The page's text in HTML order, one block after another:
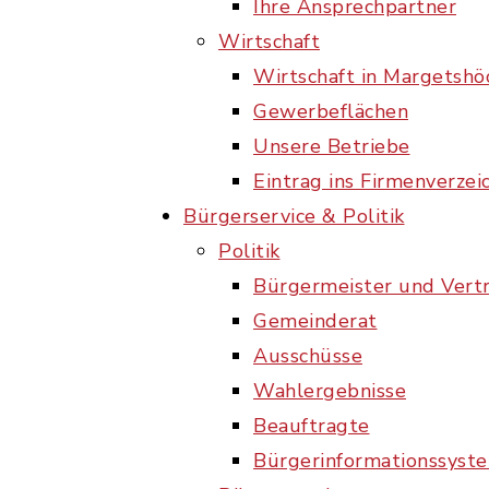
Ihre Ansprechpartner
Wirtschaft
Wirtschaft in
Gewerbeflächen
Unsere Betriebe
Eintrag ins
Bürgerservice & Politik
Politik
Bürgermeister und
Gemeinderat
Ausschüsse
Wahlergebnisse
Beauftragte